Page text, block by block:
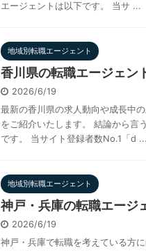
エージェントは以下です。 当サ ...
地域別転職エージェント
香川県の転職エージェン
2026/6/19
最新の香川県の求人動向や成長中
をご紹介いたします。 結論から言
です。 当サイト登録者数No.1「d ...
地域別転職エージェント
神戸・兵庫の転職エージ
2026/6/19
神戸・兵庫で転職を考えている方